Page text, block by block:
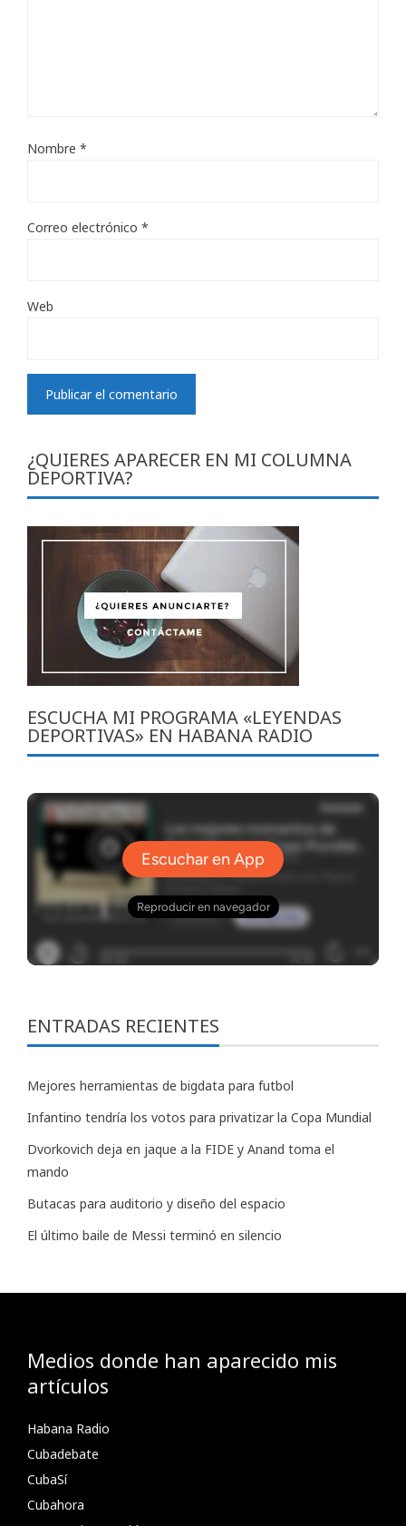
Nombre *
Correo electrónico *
Web
¿QUIERES APARECER EN MI COLUMNA
DEPORTIVA?
ESCUCHA MI PROGRAMA «LEYENDAS
DEPORTIVAS» EN HABANA RADIO
ENTRADAS RECIENTES
Mejores herramientas de bigdata para futbol
Infantino tendría los votos para privatizar la Copa Mundial
Dvorkovich deja en jaque a la FIDE y Anand toma el
mando
Butacas para auditorio y diseño del espacio
El último baile de Messi terminó en silencio
Medios donde han aparecido mis
artículos
Habana Radio
Cubadebate
CubaSí
Cubahora